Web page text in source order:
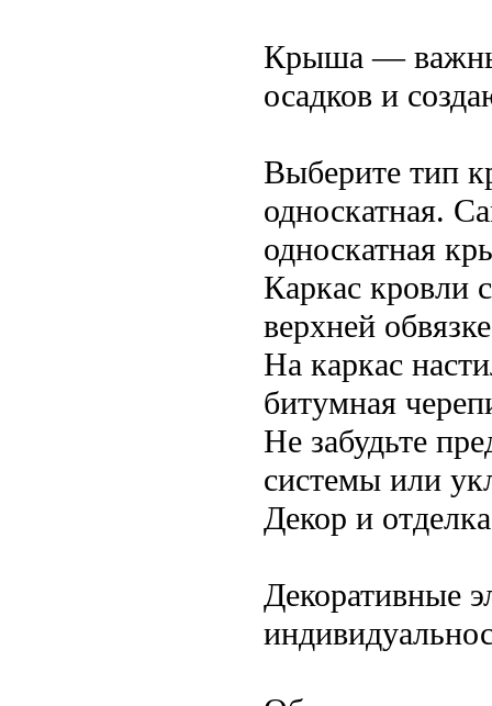
Крыша —
осадков и
Выберите тип
односкатная.
односкатная
Каркас кровли
верхней
На каркас
битумная
Не забудьте
системы или
Декор и отделка
Декоративные